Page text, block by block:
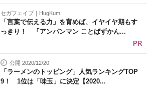
セガフェイブ｜HugKum
「言葉で伝える力」を育めば、イヤイヤ期もす
っきり！ 「アンパンマン ことばずかん...
PR
公開 2020/12/20
「ラーメンのトッピング」人気ランキングTOP
9！ 1位は「味玉」に決定【2020...